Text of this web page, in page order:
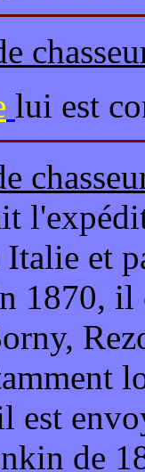
lui est
et
1870, il
est
de